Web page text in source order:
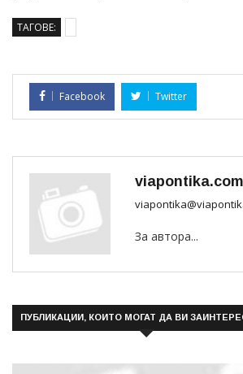
ТАГОВЕ:
Facebook Twitter
viapontika.com
За автора...
ПУБЛИКАЦИИ, КОИТО МОГАТ ДА ВИ